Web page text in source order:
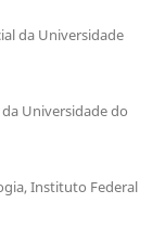
da Universidade
Universidade do
Instituto Federal